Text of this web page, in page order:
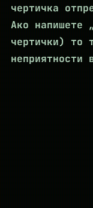
чертичка
Ако напишете
чертички) то
неприятности